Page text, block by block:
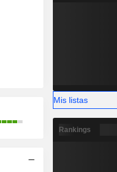
Mis listas
Rankings